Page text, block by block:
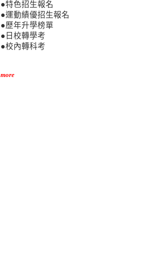
●特色招生報名
●運動績優招生報名
●歷年升學榜單
●日校轉學考
●校內轉科考
more